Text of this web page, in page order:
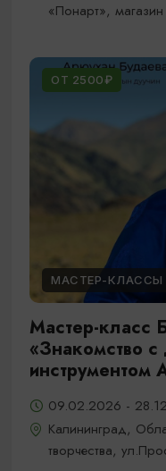
«Понарт»,
ОТ 2500₽
МАСТЕР-КЛАССЫ
Мастер-класс
«Знакомство
инструментом
09.02.2026 -
Калининград,
творчества,